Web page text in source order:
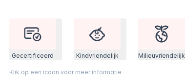
Gecertificeerd Kindvriendelijk Milieuvriendelijk
Klik op een icoon voor meer informatie